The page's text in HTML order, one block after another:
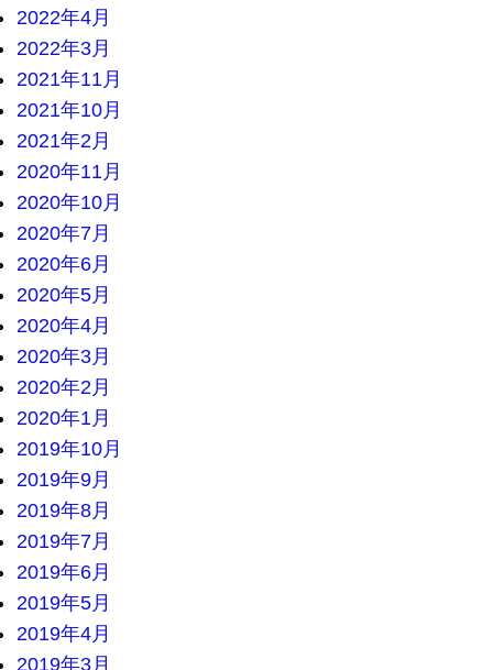
2022年4月
2022年3月
2021年11月
2021年10月
2021年2月
2020年11月
2020年10月
2020年7月
2020年6月
2020年5月
2020年4月
2020年3月
2020年2月
2020年1月
2019年10月
2019年9月
2019年8月
2019年7月
2019年6月
2019年5月
2019年4月
2019年3月